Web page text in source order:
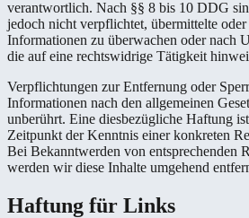
verantwortlich. Nach §§ 8 bis 10 DDG
jedoch nicht verpflichtet, übermittelte oder
Informationen zu überwachen oder nach
die auf eine rechtswidrige Tätigkeit
Verpflichtungen zur Entfernung oder
Informationen nach den allgemeinen
unberührt. Eine diesbezügliche Haftung
Zeitpunkt der Kenntnis einer konkreten
Bei Bekanntwerden von entsprechenden
werden wir diese Inhalte umgehend
Haftung für Links